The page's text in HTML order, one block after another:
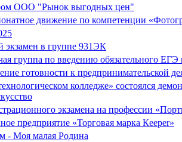
ООО "Рынок выгодных цен"
движение по компетенции
экзамен в группе 931ЭК
группа по введению обязательного
готовности к предпринимательской
колледже» состоялся
экзамена на профессии
предприятие «Торговая марка Кeeper»
- Моя малая Родина